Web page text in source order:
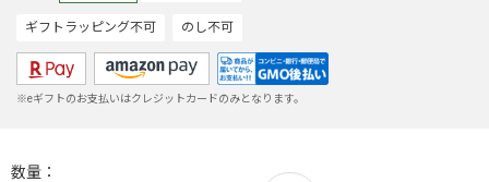
ギフトラッピング不可 のし不可
※eギフトのお支払いはクレジットカードのみとなります。
数量